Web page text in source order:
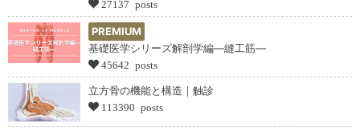
27137 posts
PREMIUM
基礎医学シリーズ解剖学編―縫工筋―
45642 posts
立方骨の機能と構造｜触診
113390 posts